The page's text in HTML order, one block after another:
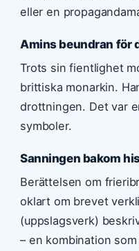
eller en
Amins beundran för
Trots sin fientlighet
brittiska monarkin.
drottningen. Det var
symboler.
Sanningen bakom
Berättelsen om
oklart om brevet
(uppslagsverk)
– en kombination